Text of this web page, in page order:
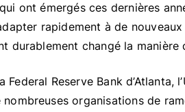
ont émergés ces dernières
rapidement à de
durablement changé la manière
Federal Reserve Bank
organisations de